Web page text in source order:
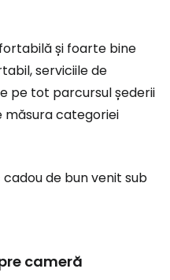
și foarte bine
serviciile de
pe tot parcursul șederii
măsura categoriei
de bun venit sub
cameră